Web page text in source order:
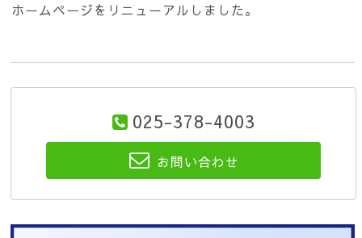
ホームページをリニューアルしました。
025-378-4003
お問い合わせ